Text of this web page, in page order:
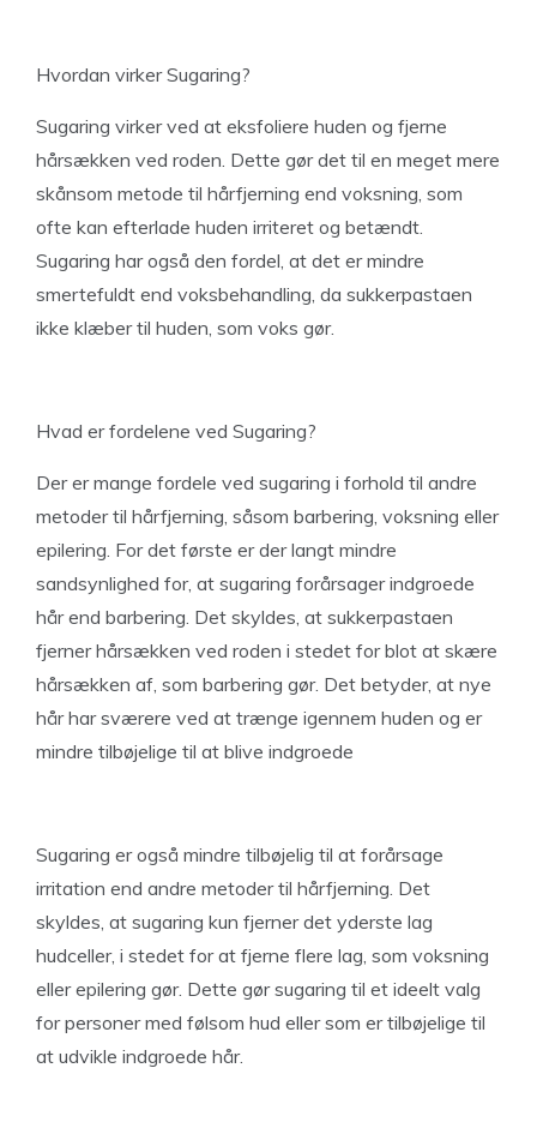
Hvordan virker Sugaring?
Sugaring virker ved at eksfoliere huden og fjerne
hårsækken ved roden. Dette gør det til en meget mere
skånsom metode til hårfjerning end voksning, som
ofte kan efterlade huden irriteret og betændt.
Sugaring har også den fordel, at det er mindre
smertefuldt end voksbehandling, da sukkerpastaen
ikke klæber til huden, som voks gør.
Hvad er fordelene ved Sugaring?
Der er mange fordele ved sugaring i forhold til andre
metoder til hårfjerning, såsom barbering, voksning eller
epilering. For det første er der langt mindre
sandsynlighed for, at sugaring forårsager indgroede
hår end barbering. Det skyldes, at sukkerpastaen
fjerner hårsækken ved roden i stedet for blot at skære
hårsækken af, som barbering gør. Det betyder, at nye
hår har sværere ved at trænge igennem huden og er
mindre tilbøjelige til at blive indgroede
Sugaring er også mindre tilbøjelig til at forårsage
irritation end andre metoder til hårfjerning. Det
skyldes, at sugaring kun fjerner det yderste lag
hudceller, i stedet for at fjerne flere lag, som voksning
eller epilering gør. Dette gør sugaring til et ideelt valg
for personer med følsom hud eller som er tilbøjelige til
at udvikle indgroede hår.